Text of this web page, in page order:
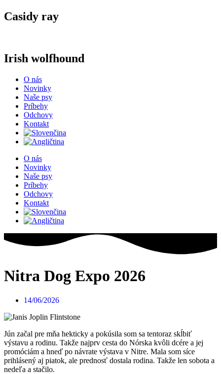
Casidy ray
Irish wolfhound
O nás
Novinky
Naše psy
Príbehy
Odchovy
Kontakt
O nás
Novinky
Naše psy
Príbehy
Odchovy
Kontakt
Nitra Dog Expo 2026
14/06/2026
Jún začal pre mňa hekticky a pokúsila som sa tentoraz skĺbiť
výstavu a rodinu. Takže najprv cesta do Nórska kvôli dcére a jej
promóciám a hneď po návrate výstava v Nitre. Mala som síce
prihlásený aj piatok, ale prednosť dostala rodina. Takže len sobota a
nedeľa a stačilo.